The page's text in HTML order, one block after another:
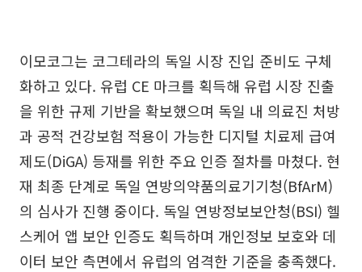
이모코그는 코그테라의 독일 시장 진입 준비도 구체
화하고 있다. 유럽 CE 마크를 획득해 유럽 시장 진출
을 위한 규제 기반을 확보했으며 독일 내 의료진 처방
과 공적 건강보험 적용이 가능한 디지털 치료제 급여
제도(DiGA) 등재를 위한 주요 인증 절차를 마쳤다. 현
재 최종 단계로 독일 연방의약품의료기기청(BfArM)
의 심사가 진행 중이다. 독일 연방정보보안청(BSI) 헬
스케어 앱 보안 인증도 획득하며 개인정보 보호와 데
이터 보안 측면에서 유럽의 엄격한 기준을 충족했다.